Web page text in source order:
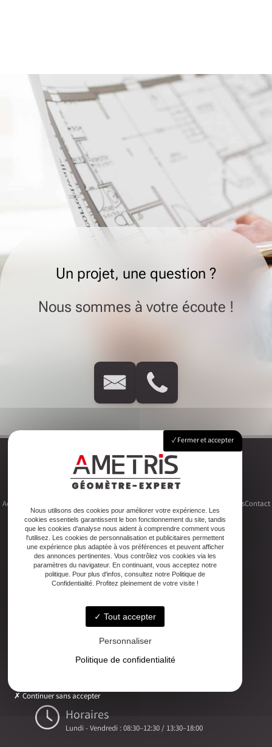
Un projet, une question ?
Nous sommes à votre écoute !
Accueil Copropriété Topographie Autres activitésContact
Adresse
2ter Cour Xavier Moreau, 33720 Podensac
Téléphone
05 56 27 26 08
Email
Horaires
Lundi - Vendredi : 08:30–12:30 / 13:30–18:00
Fermer et accepter
Nous utilisons des cookies pour améliorer votre expérience. Les
cookies essentiels garantissent le bon fonctionnement du site, tandis
que les cookies d'analyse nous aident à comprendre comment vous
l'utilisez. Les cookies de personnalisation et publicitaires permettent
une expérience plus adaptée à vos préférences et peuvent afficher
des annonces pertinentes. Vous contrôlez vos cookies via les
paramètres du navigateur. En continuant, vous acceptez notre
politique. Pour plus d'infos, consultez notre Politique de
Confidentialité. Profitez pleinement de votre visite !
Tout accepter
Personnaliser
Politique de confidentialité
Continuer sans accepter